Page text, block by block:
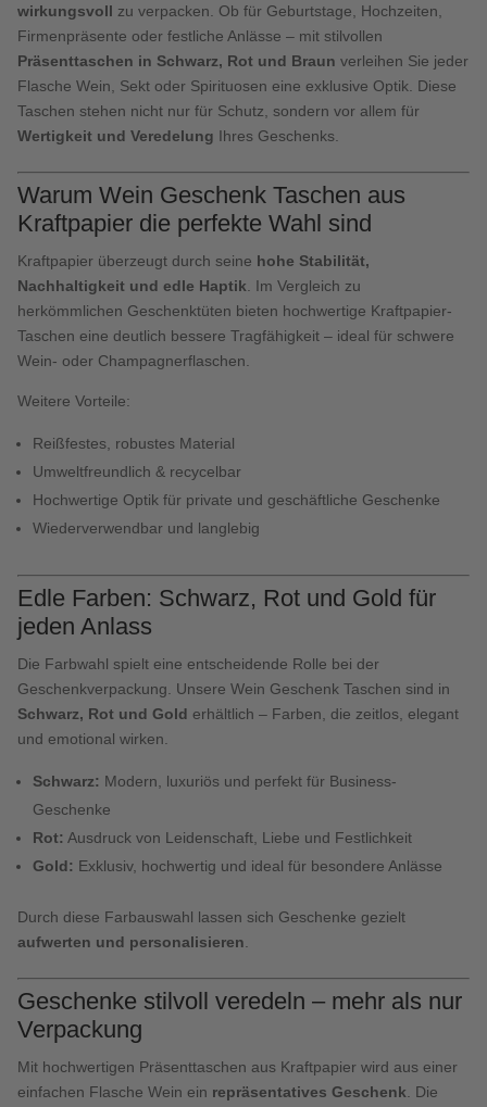
wirkungsvoll zu verpacken. Ob für Geburtstage, Hochzeiten,
Firmenpräsente oder festliche Anlässe – mit stilvollen
Präsenttaschen in Schwarz, Rot und Braun verleihen Sie jeder
Flasche Wein, Sekt oder Spirituosen eine exklusive Optik. Diese
Taschen stehen nicht nur für Schutz, sondern vor allem für
Wertigkeit und Veredelung Ihres Geschenks.
Warum Wein Geschenk Taschen aus
Kraftpapier die perfekte Wahl sind
Kraftpapier überzeugt durch seine hohe Stabilität,
Nachhaltigkeit und edle Haptik . Im Vergleich zu
herkömmlichen Geschenktüten bieten hochwertige Kraftpapier-
Taschen eine deutlich bessere Tragfähigkeit – ideal für schwere
Wein- oder Champagnerflaschen.
Weitere Vorteile:
Reißfestes, robustes Material
Umweltfreundlich & recycelbar
Hochwertige Optik für private und geschäftliche Geschenke
Wiederverwendbar und langlebig
Edle Farben: Schwarz, Rot und Gold für
jeden Anlass
Die Farbwahl spielt eine entscheidende Rolle bei der
Geschenkverpackung. Unsere Wein Geschenk Taschen sind in
Schwarz, Rot und Gold erhältlich – Farben, die zeitlos, elegant
und emotional wirken.
Schwarz: Modern, luxuriös und perfekt für Business-
Geschenke
Rot: Ausdruck von Leidenschaft, Liebe und Festlichkeit
Gold: Exklusiv, hochwertig und ideal für besondere Anlässe
Durch diese Farbauswahl lassen sich Geschenke gezielt
aufwerten und personalisieren
Geschenke stilvoll veredeln – mehr als nur
Verpackung
Mit hochwertigen Präsenttaschen aus Kraftpapier wird aus einer
einfachen Flasche Wein ein repräsentatives Geschenk . Die